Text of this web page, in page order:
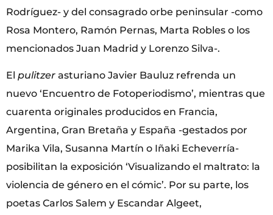
Rodríguez- y del consagrado orbe peninsular -como
Rosa Montero, Ramón Pernas, Marta Robles o los
mencionados Juan Madrid y Lorenzo Silva-.
El pulitzer asturiano Javier Bauluz refrenda un
nuevo ‘Encuentro de Fotoperiodismo’, mientras que
cuarenta originales producidos en Francia,
Argentina, Gran Bretaña y España -gestados por
Marika Vila, Susanna Martín o Iñaki Echeverría-
posibilitan la exposición ‘Visualizando el maltrato: la
violencia de género en el cómic’. Por su parte, los
poetas Carlos Salem y Escandar Algeet,